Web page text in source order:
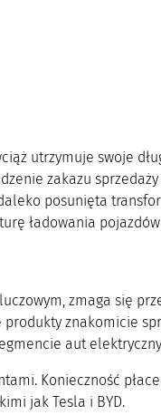
utrzymuje swoje
zakazu
posunięta
ładowania
zmaga się
znakomicie
aut
Konieczność
jak Tesla i BYD.